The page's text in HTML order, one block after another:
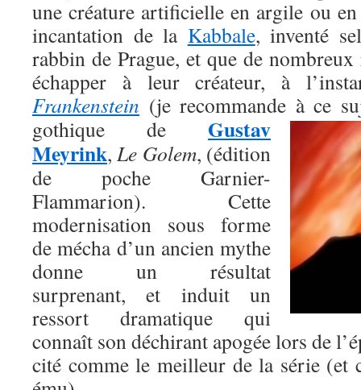
une créature artificielle en argile ou
incantation de la Kabbale, inventé
rabbin de Prague, et que de
échapper à leur créateur, à
Frankenstein (je recommande à ce
gothique de Gustav
Meyrink,Le Golem, (édition
de poche Garnier-
Flammarion). Cette
modernisation sous forme
de mécha d’un ancien mythe
donne un résultat
surprenant, et induit un
ressort dramatique qui
connaît son déchirant apogée lors de
cité comme le meilleur de la série (et